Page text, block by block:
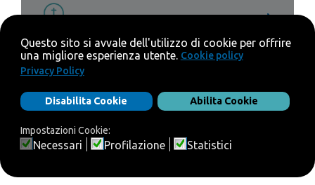
COPERTURA IN CASO DI MORTE
GARANZIE PERSONALIZZABILI
PER SETTORI AD ALTO RISCHIO